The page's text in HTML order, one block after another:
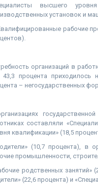
высшего
установок и
рабочие
организаций в
43,3 процента приходилось
– негосударственных
составляли
квалификации» (18,5
(10,7 процента), в
промышленности,
родственных занятий»
(22,6 процента) и